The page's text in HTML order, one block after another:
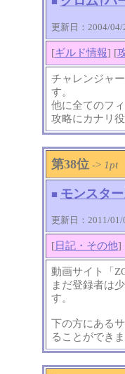
更新日：2004/04/
[ギルド情報] [
チャレンジャ
す。
他に全てのフ
攻略にカナリ
第38位 -> 1pt
■ モンスタ
更新日：2011/01/
[日記・その他]
動画サイト「
まだ登録者は
す。
下の方にある
ることができま